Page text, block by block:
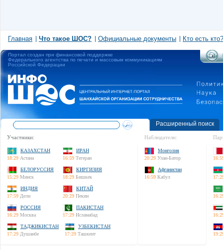
Главная Что такое ШОС? Официальные документы Кто есть кто?
Портал создан при финансовой поддержке
Федерального агентства по печати и массовым коммуникациям
Российской Федерации
Расширенный поиск
Участники:
КАЗАХСТАН
18:29 Астана
ИРАН
16:59 Тегеран
БЕЛОРУССИЯ
15:29 Минск
КИРГИЗИЯ
18:29 Бишкек
ИНДИЯ
17:59 Дели
КИТАЙ
20:29 Пекин
РОССИЯ
16:29 Москва
ПАКИСТАН
17:29 Исламабад
ТАДЖИКИСТАН
17:29 Душанбе
УЗБЕКИСТАН
17:29 Ташкент
Наблюдатели:
Монголия
20:29 Улан-Батор
Афганистан
16:59 Кабул